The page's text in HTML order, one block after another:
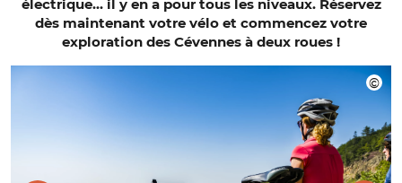
électrique… il y en a pour tous les niveaux. Réservez
dès maintenant votre vélo et commencez votre
exploration des Cévennes à deux roues !